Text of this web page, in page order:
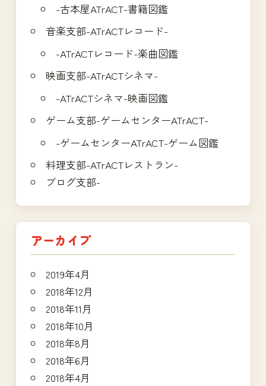
-古本屋ATrACT-書籍図鑑
音楽支部-ATrACTレコード-
-ATrACTレコード-楽曲図鑑
映画支部-ATrACTシネマ-
-ATrACTシネマ-映画図鑑
ゲーム支部-ゲームセンターATrACT-
-ゲームセンターATrACT-ゲーム図鑑
料理支部-ATrACTレストラン-
ブログ支部-
アーカイブ
2019年4月
2018年12月
2018年11月
2018年10月
2018年8月
2018年6月
2018年4月